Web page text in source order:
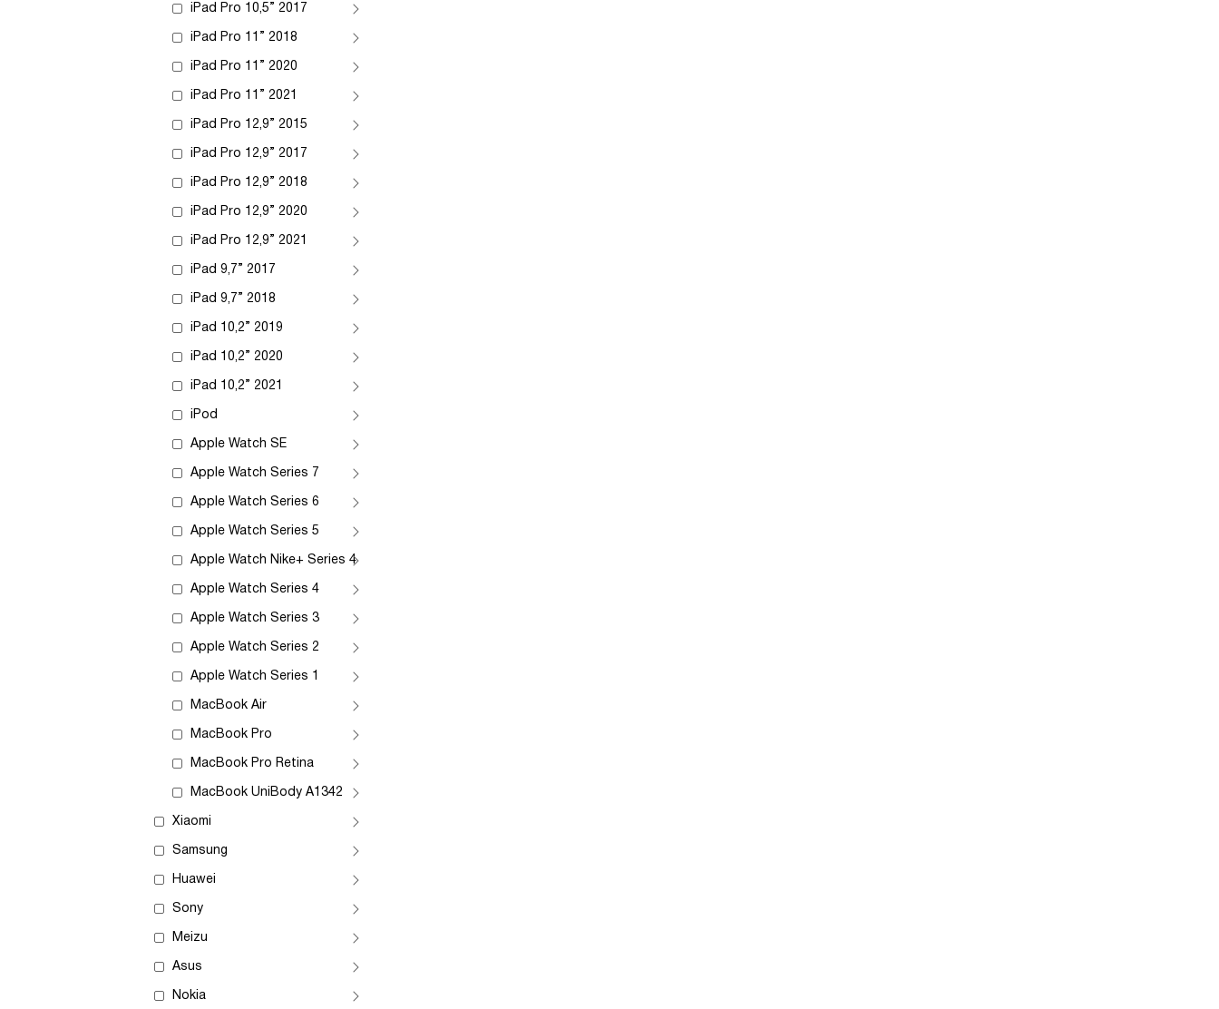
iPad Pro 10,5” 2017
iPad Pro 11” 2018
iPad Pro 11” 2020
iPad Pro 11” 2021
iPad Pro 12,9” 2015
iPad Pro 12,9” 2017
iPad Pro 12,9” 2018
iPad Pro 12,9” 2020
iPad Pro 12,9” 2021
iPad 9,7” 2017
iPad 9,7” 2018
iPad 10,2” 2019
iPad 10,2” 2020
iPad 10,2” 2021
iPod
Apple Watch SE
Apple Watch Series 7
Apple Watch Series 6
Apple Watch Series 5
Apple Watch Nike+ Series 4
Apple Watch Series 4
Apple Watch Series 3
Apple Watch Series 2
Apple Watch Series 1
MacBook Air
MacBook Pro
MacBook Pro Retina
MacBook UniBody A1342
Xiaomi
Samsung
Huawei
Sony
Meizu
Asus
Nokia